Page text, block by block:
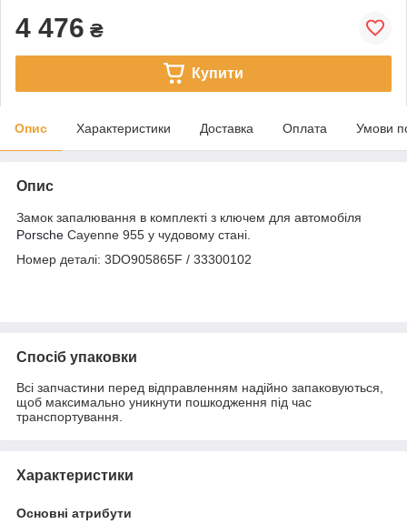
4 476 ₴
Купити
Опис Характеристики Доставка Оплата Умови
Опис
Замок запалювання в комплекті з ключем для автомобіля
Porsche Cayenne 955 у чудовому стані.
Номер деталі: 3DO905865F / 33300102
Спосіб упаковки
Всі запчастини перед відправленням надійно запаковуються,
щоб максимально уникнути пошкодження під час
транспортування.
Характеристики
Основні атрибути